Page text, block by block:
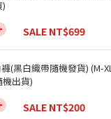
SALE NT$699
褲(黑白織帶隨機發貨) (M-
出貨)
SALE NT$200